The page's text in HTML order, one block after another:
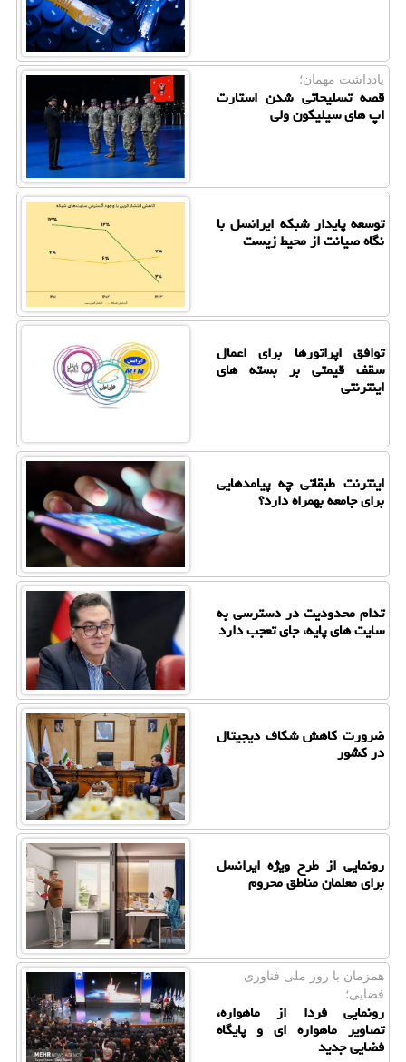
یادداشت مهمان؛
قصه تسلیحاتی شدن استارت
اپ های سیلیکون ولی
توسعه پایدار شبکه ایرانسل با
نگاه صیانت از محیط زیست
توافق اپراتورها برای اعمال
سقف قیمتی بر بسته های
اینترنتی
اینترنت طبقاتی چه پیامدهایی
برای جامعه بهمراه دارد؟
تدام محدودیت در دسترسی به
سایت های پایه، جای تعجب دارد
ضرورت کاهش شکاف دیجیتال
در کشور
رونمایی از طرح ویژه ایرانسل
برای معلمان مناطق محروم
همزمان با روز ملی فناوری
فضایی؛
رونمایی فردا از ماهواره،
تصاویر ماهواره ای و پایگاه
فضایی جدید